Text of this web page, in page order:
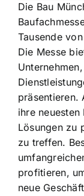
Die Bau
Tausende
Die Messe
präsentieren.
ihre
Lösungen zu
zu treffen.
profitieren,
neue